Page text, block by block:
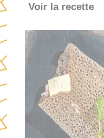
Voir la recette